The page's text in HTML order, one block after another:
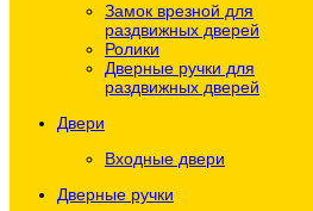
Замок врезной для
раздвижных дверей
Ролики
Дверные ручки для
раздвижных дверей
Двери
Входные двери
Дверные ручки